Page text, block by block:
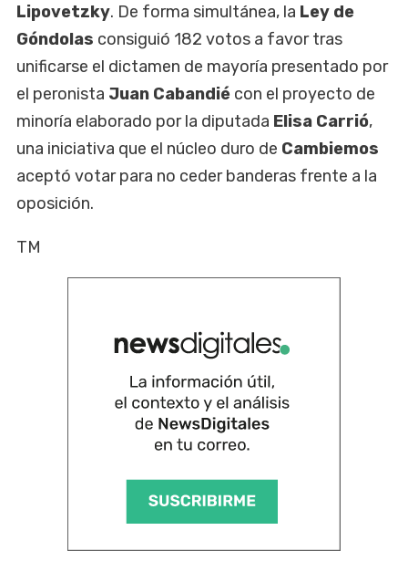
Lipovetzky. De forma simultánea, la Ley de
Góndolas consiguió 182 votos a favor tras
unificarse el dictamen de mayoría presentado por
el peronista Juan Cabandié con el proyecto de
minoría elaborado por la diputada Elisa Carrió,
una iniciativa que el núcleo duro de Cambiemos
aceptó votar para no ceder banderas frente a la
oposición.
TM